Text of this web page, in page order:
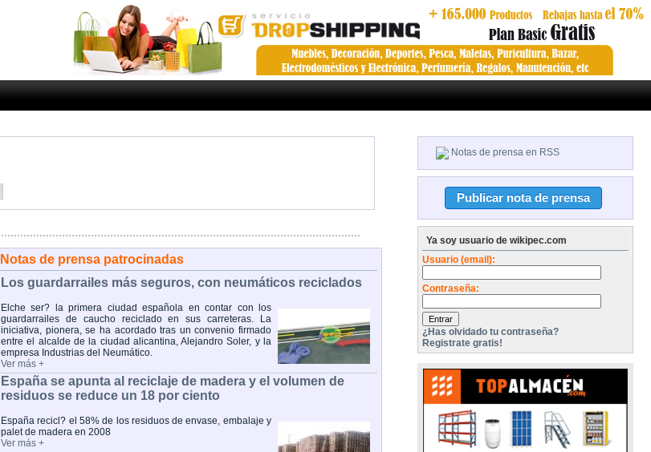
Notas de prensa patrocinadas
Los guardarrailes más seguros, con neumáticos reciclados
Elche ser? la primera ciudad española en contar con los
guardarrailes de caucho reciclado en sus carreteras. La
iniciativa, pionera, se ha acordado tras un convenio firmado
entre el alcalde de la ciudad alicantina, Alejandro Soler, y la
empresa Industrias del Neumático.
Ver más +
España se apunta al reciclaje de madera y el volumen de
residuos se reduce un 18 por ciento
España recicl? el 58% de los residuos de envase, embalaje y
palet de madera en 2008
Ver más +
Notas de prensa en RSS
Ya soy usuario de wikipec.com
Usuario (email):
Contraseña:
¿Has olvidado tu contraseña?
Registrate gratis!